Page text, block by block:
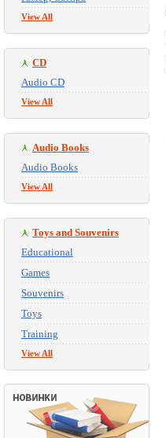
View All
CD
Audio CD
View All
Audio Books
Audio Books
View All
Toys and Souvenirs
Educational
Games
Souvenirs
Toys
Training
View All